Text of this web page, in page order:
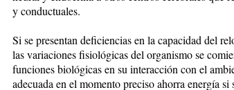
y conductuales.
Si se presentan deficiencias en la capacidad del
las variaciones fisiológicas del organismo se
funciones biológicas en su interacción con el
adecuada en el momento preciso ahorra energía si